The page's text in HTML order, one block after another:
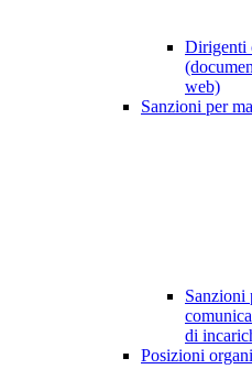
Dirigenti
web)
Sanzioni per
Sanzioni
di
Posizioni